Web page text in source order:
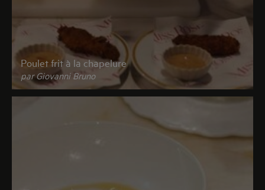
Poulet frit à la chapelure
par Giovanni Bruno